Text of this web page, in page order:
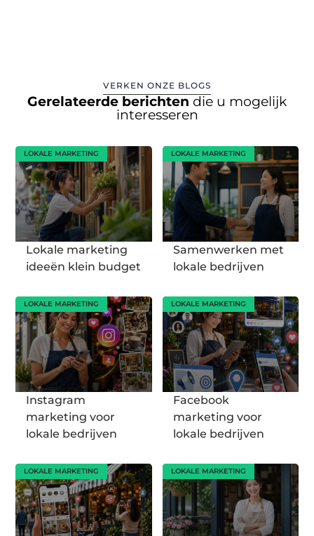
VERKEN ONZE BLOGS
Gerelateerde berichten die u mogelijk
interesseren
LOKALE MARKETING
Lokale marketing
ideeën klein budget
LOKALE MARKETING
Samenwerken met
lokale bedrijven
LOKALE MARKETING
Instagram
marketing voor
lokale bedrijven
LOKALE MARKETING
Facebook
marketing voor
lokale bedrijven
LOKALE MARKETING LOKALE MARKETING